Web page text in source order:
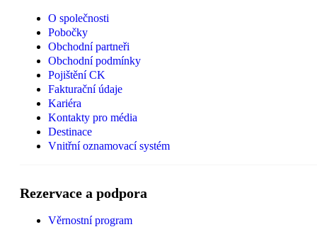
O společnosti
Pobočky
Obchodní partneři
Obchodní podmínky
Pojištění CK
Fakturační údaje
Kariéra
Kontakty pro média
Destinace
Vnitřní oznamovací systém
Rezervace a podpora
Věrnostní program